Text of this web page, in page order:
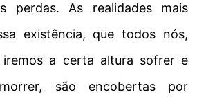
perdas. As realidades mais
existência, que todos nós,
iremos a certa altura sofrer e
são encobertas por